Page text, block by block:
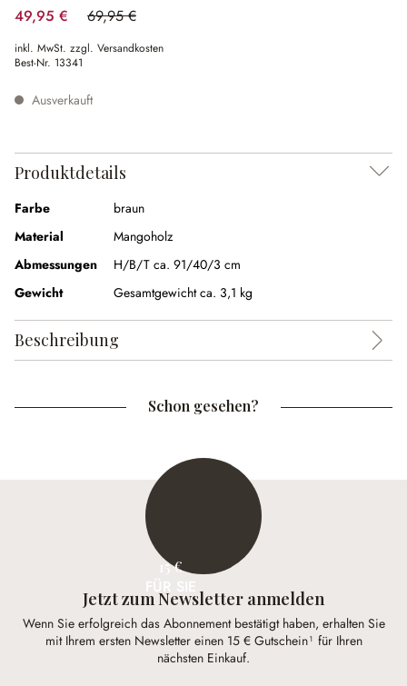
49,95 € 69,95 €
(28.59% gespart)
inkl. MwSt. zzgl. Versandkosten
Best-Nr. 13341
Ausverkauft
Produktdetails
Farbe
braun
Material
Mangoholz
Abmessungen
H/B/T ca. 91/40/3 cm
Gewicht
Gesamtgewicht ca. 3,1 kg
Beschreibung
Schon gesehen?
15 €
Jetzt zum Newsletter anmelden
Wenn Sie erfolgreich das Abonnement bestätigt haben, erhalten Sie
mit Ihrem ersten Newsletter einen 15 € Gutschein¹ für Ihren
nächsten Einkauf.